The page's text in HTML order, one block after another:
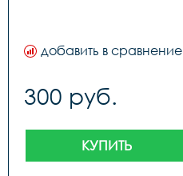
добавить в сравнение
300 руб.
КУПИТЬ